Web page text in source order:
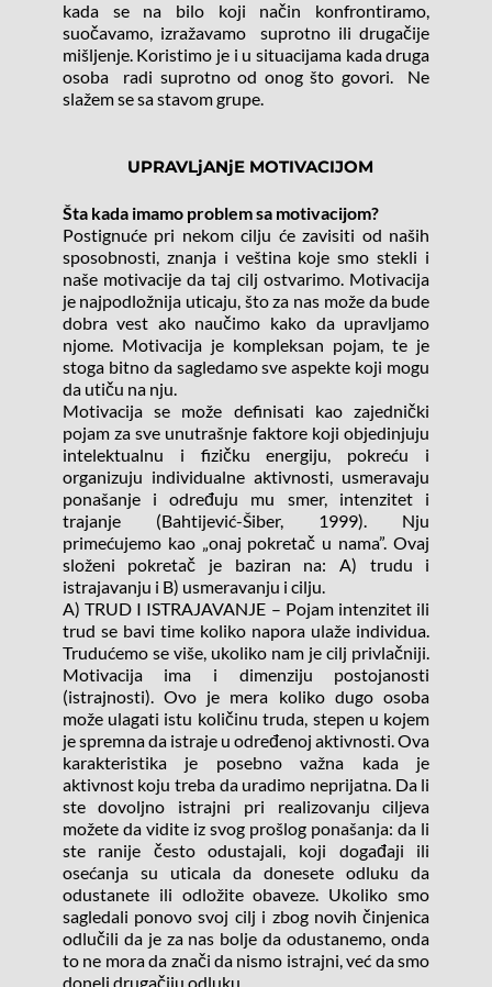
kada se na bilo koji način konfrontiramo,
suočavamo, izražavamo  suprotno ili drugačije
mišljenje. Koristimo je i u situacijama kada druga
osoba  radi suprotno od onog što govori.  Ne
slažem se sa stavom grupe.
  UPRAVLjANjE MOTIVACIJOM
Šta kada imamo problem sa motivacijom?
Postignuće pri nekom cilju će zavisiti od naših
sposobnosti, znanja i veština koje smo stekli i
naše motivacije da taj cilj ostvarimo. Motivacija
je najpodložnija uticaju, što za nas može da bude
dobra vest ako naučimo kako da upravljamo
njome. Motivacija je kompleksan pojam, te je
stoga bitno da sagledamo sve aspekte koji mogu
da utiču na nju.
Motivacija se može definisati kao zajednički
pojam za sve unutrašnje faktore koji objedinjuju
intelektualnu i fizičku energiju, pokreću i
organizuju individualne aktivnosti, usmeravaju
ponašanje i određuju mu smer, intenzitet i
trajanje (Bahtijević-Šiber, 1999). Nju
primećujemo kao „onaj pokretač u nama”. Ovaj
složeni pokretač je baziran na: A) trudu i
istrajavanju i B) usmeravanju i cilju.
A) TRUD I ISTRAJAVANJE – Pojam intenzitet ili
trud se bavi time koliko napora ulaže individua.
Trudućemo se više, ukoliko nam je cilj privlačniji.
Motivacija ima i dimenziju postojanosti
(istrajnosti). Ovo je mera koliko dugo osoba
može ulagati istu količinu truda, stepen u kojem
je spremna da istraje u određenoj aktivnosti. Ova
karakteristika je posebno važna kada je
aktivnost koju treba da uradimo neprijatna. Da li
ste dovoljno istrajni pri realizovanju ciljeva
možete da vidite iz svog prošlog ponašanja: da li
ste ranije često odustajali, koji događaji ili
osećanja su uticala da donesete odluku da
odustanete ili odložite obaveze. Ukoliko smo
sagledali ponovo svoj cilj i zbog novih činjenica
odlučili da je za nas bolje da odustanemo, onda
to ne mora da znači da nismo istrajni, već da smo
doneli drugačiju odluku.